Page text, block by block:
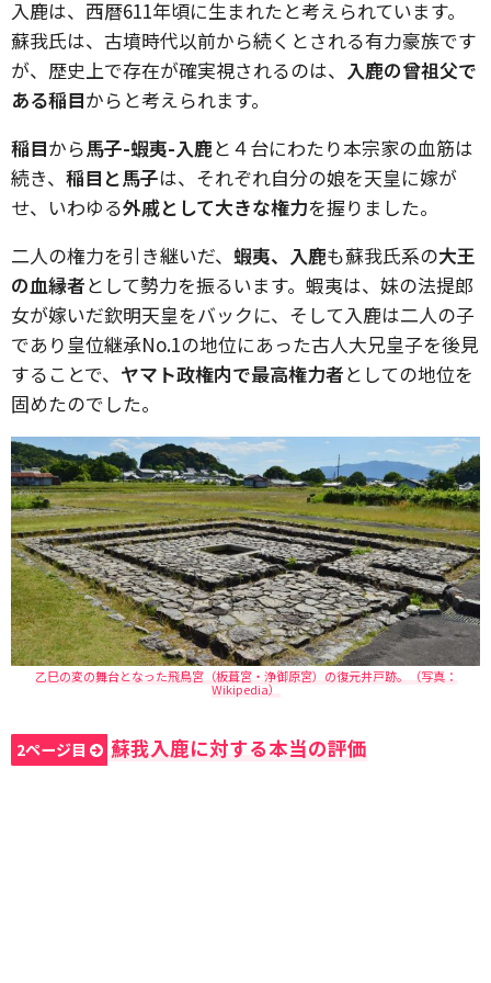
入鹿は、西暦611年頃に生まれたと考えられています。
蘇我氏は、古墳時代以前から続くとされる有力豪族です
が、歴史上で存在が確実視されるのは、 入鹿の曾祖父で
ある稲目からと考えられます。
稲目から馬子-蝦夷-入鹿と４台にわたり本宗家の血筋は
続き、 稲目と馬子は、それぞれ自分の娘を天皇に嫁が
せ、いわゆる外戚として大きな権力を握りました。
二人の権力を引き継いだ、 蝦夷、入鹿も蘇我氏系の大王
の血縁者として勢力を振るいます。蝦夷は、妹の法提郎
女が嫁いだ欽明天皇をバックに、そして入鹿は二人の子
であり皇位継承No.1の地位にあった古人大兄皇子を後見
することで、 ヤマト政権内で最高権力者としての地位を
固めたのでした。
乙巳の変の舞台となった飛鳥宮（板葺宮・浄御原宮）の復元井戸跡。（写真：
Wikipedia）
2ページ目 蘇我入鹿に対する本当の評価